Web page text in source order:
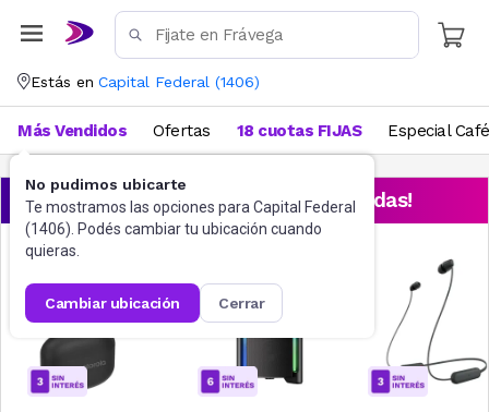
Estás en Capital Federal (1406)
No pudimos ubicarte
Te mostramos las opciones para Capital Federal
(1406). Podés cambiar tu ubicación cuando
quieras.
cambiar ubicación cerrar
Más Vendidos Ofertas 18 cuotas FIJAS Especial Café
¡Aprovechá las ofertas destacadas!